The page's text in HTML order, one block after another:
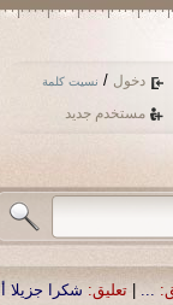
دخول / نسيت كلمة
مستخدم جديد
جزيلا أستاذ حمد